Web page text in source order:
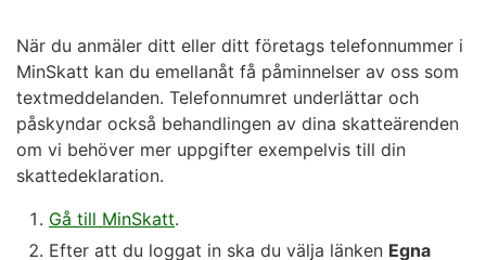
När du anmäler ditt eller ditt företags telefonnummer i
MinSkatt kan du emellanåt få påminnelser av oss som
textmeddelanden. Telefonnumret underlättar och
påskyndar också behandlingen av dina skatteärenden
om vi behöver mer uppgifter exempelvis till din
skattedeklaration.
Gå till MinSkatt.
Efter att du loggat in ska du välja länken Egna